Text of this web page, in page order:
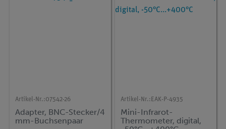
Artikel-Nr.:07542-26
Adapter, BNC-Stecker/4
mm-Buchsenpaar
Artikel-Nr.: EAK-P-4935
Mini-Infrarot-
Thermometer, digital,